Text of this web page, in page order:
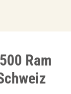
Ram